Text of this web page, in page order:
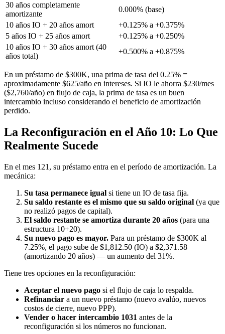
30 años completamente
amortizante
0.000% (base)
10 años IO + 20 años amort
+0.125% a +0.375%
5 años IO + 25 años amort
+0.125% a +0.250%
10 años IO + 30 años amort (40
años total)
+0.500% a +0.875%
En un préstamo de $300K, una prima de tasa del 0.25% =
aproximadamente $625/año en intereses. Si IO le ahorra $230/mes
($2,760/año) en flujo de caja, la prima de tasa es un buen
intercambio incluso considerando el beneficio de amortización
perdido.
La Reconfiguración en el Año 10: Lo Que
Realmente Sucede
En el mes 121, su préstamo entra en el período de amortización. La
mecánica:
Su tasa permanece igual si tiene un IO de tasa fija.
Su saldo restante es el mismo que su saldo original (ya que
no realizó pagos de capital).
El saldo restante se amortiza durante 20 años (para una
estructura 10+20).
Su nuevo pago es mayor. Para un préstamo de $300K al
7.25%, el pago sube de $1,812.50 (IO) a $2,371.58
(amortizando 20 años) — un aumento del 31%.
Tiene tres opciones en la reconfiguración:
Aceptar el nuevo pago si el flujo de caja lo respalda.
Refinanciar a un nuevo préstamo (nuevo avalúo, nuevos
costos de cierre, nuevo PPP).
Vender o hacer intercambio 1031 antes de la
reconfiguración si los números no funcionan.